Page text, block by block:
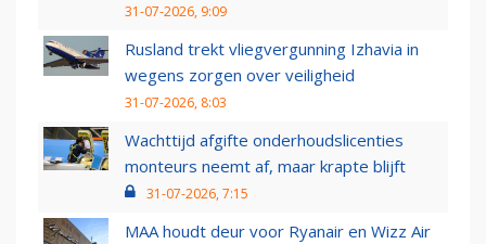
31-07-2026, 9:09
Rusland trekt vliegvergunning Izhavia in
wegens zorgen over veiligheid
31-07-2026, 8:03
Wachttijd afgifte onderhoudslicenties
monteurs neemt af, maar krapte blijft
31-07-2026, 7:15
MAA houdt deur voor Ryanair en Wizz Air